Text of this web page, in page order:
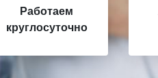
Работаем
круглосуточно